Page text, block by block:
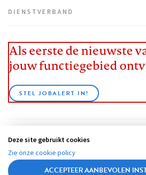
DIENSTVERBAND
Als eerste de nieuwste
jouw functiegebied
STEL JOBALERT IN!
BEKIJK ALLE
Deze site gebruikt cookies
Zie onze cookie policy
ACCEPTEER AANBEVOLEN